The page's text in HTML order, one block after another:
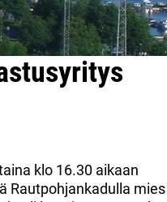
klo 16.30 aikaan
Rautpohjankadulla